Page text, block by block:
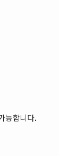
능합니다.